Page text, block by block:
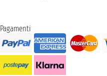
Pagamenti